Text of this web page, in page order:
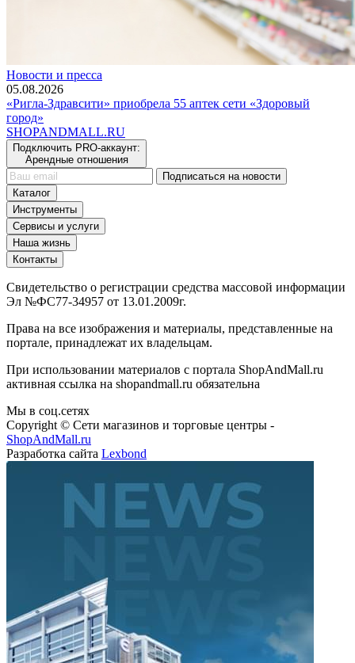
Новости и пресса
05.08.2026
«Ригла-Здравсити» приобрела 55 аптек сети «Здоровый
город»
SHOPANDMALL.RU
Подключить PRO-аккаунт:
Арендные отношения
Подписаться на новости
Каталог
Инструменты
Сервисы и услуги
Наша жизнь
Контакты
Свидетельство о регистрации средства массовой информации
Эл №ФС77-34957 от 13.01.2009г.
Права на все изображения и материалы, представленные на
портале, принадлежат их владельцам.
При использовании материалов с портала ShopAndMall.ru
активная ссылка на shopandmall.ru обязательна
Мы в соц.сетях
Copyright © Сети магазинов и торговые центры -
ShopAndMall.ru
Разработка сайта Lexbond